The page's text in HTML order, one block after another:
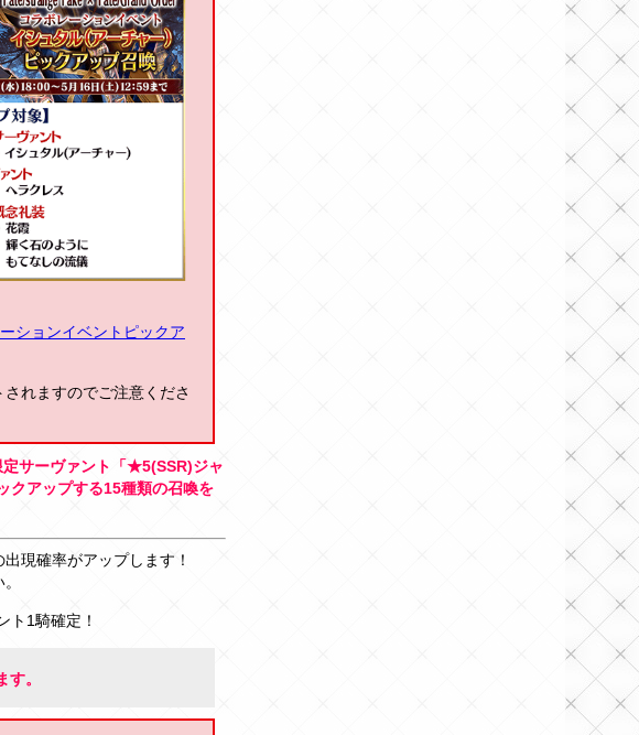
ションイベントピックア
れますのでご注意くださ
定サーヴァント「★5(SSR)ジャ
クアップする15種類の召喚を
現確率がアップします！
1騎確定！
。